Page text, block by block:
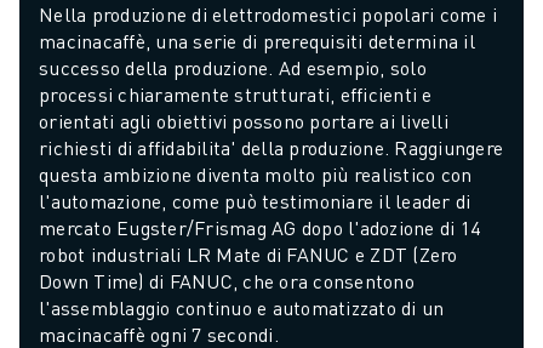
Nella produzione di elettrodomestici popolari come i
macinacaffè, una serie di prerequisiti determina il
successo della produzione. Ad esempio, solo
processi chiaramente strutturati, efficienti e
orientati agli obiettivi possono portare ai livelli
richiesti di affidabilita' della produzione. Raggiungere
questa ambizione diventa molto più realistico con
l'automazione, come può testimoniare il leader di
mercato Eugster/Frismag AG dopo l'adozione di 14
robot industriali LR Mate di FANUC e ZDT (Zero
Down Time) di FANUC, che ora consentono
l'assemblaggio continuo e automatizzato di un
macinacaffè ogni 7 secondi.